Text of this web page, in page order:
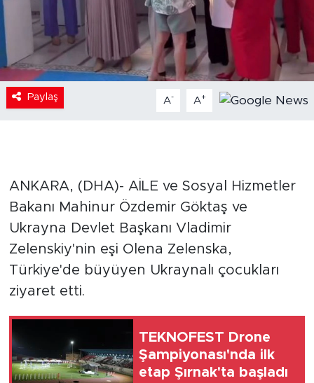
Paylaş A- A+
ANKARA, (DHA)- AİLE ve Sosyal Hizmetler
Bakanı Mahinur Özdemir Göktaş ve
Ukrayna Devlet Başkanı Vladimir
Zelenskiy'nin eşi Olena Zelenska,
Türkiye'de büyüyen Ukraynalı çocukları
ziyaret etti.
TEKNOFEST Drone
Şampiyonası'nda ilk
etap Şırnak'ta başladı